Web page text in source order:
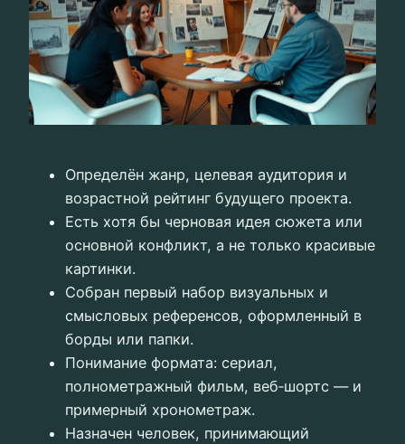
Определён жанр, целевая аудитория и
возрастной рейтинг будущего проекта.
Есть хотя бы черновая идея сюжета или
основной конфликт, а не только красивые
картинки.
Собран первый набор визуальных и
смысловых референсов, оформленный в
борды или папки.
Понимание формата: сериал,
полнометражный фильм, веб‑шортс — и
примерный хронометраж.
Назначен человек, принимающий